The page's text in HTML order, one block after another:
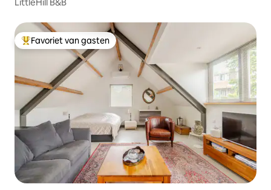
Topfavoriet van gasten
Favoriet van gasten